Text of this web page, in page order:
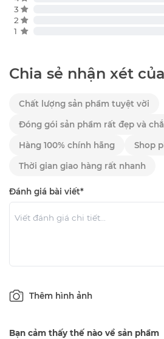
3
2
1
Chia sẻ nhận xét
Chất lượng sản phẩm tuyệt vời
Đóng gói sản phẩm rất đẹp và
Hàng 100% chính hãng Shop
Thời gian giao hàng rất nhanh
Đánh giá bài viết*
Thêm hình ảnh
Bạn cảm thấy thế nào về sản phẩm